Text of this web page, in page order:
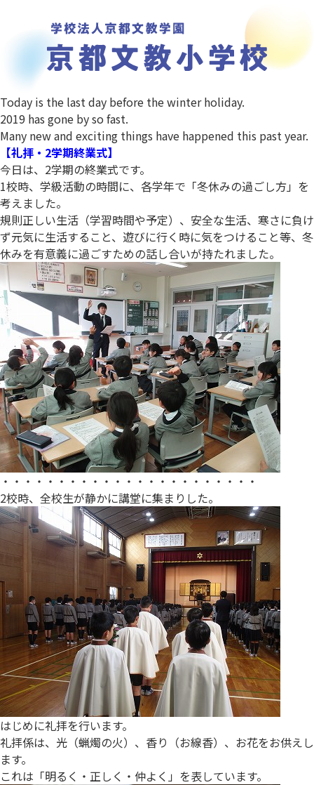
Today is the last day before the winter holiday.
2019 has gone by so fast.
Many new and exciting things have happened this past year.
【礼拝・2学期終業式】
今日は、2学期の終業式です。
1校時、学級活動の時間に、各学年で「冬休みの過ごし方」を
考えました。
規則正しい生活（学習時間や予定）、安全な生活、寒さに負け
ず元気に生活すること、遊びに行く時に気をつけること等、冬
休みを有意義に過ごすための話し合いが持たれました。
・・・・・・・・・・・・・・・・・・・・・・・
2校時、全校生が静かに講堂に集まりした。
はじめに礼拝を行います。
礼拝係は、光（蝋燭の火）、香り（お線香）、お花をお供えし
ます。
これは「明るく・正しく・仲よく」を表しています。